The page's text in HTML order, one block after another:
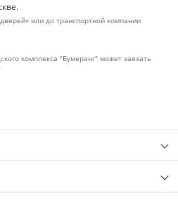
или до транспортной компании
комплекса "Бумеранг" может заехать